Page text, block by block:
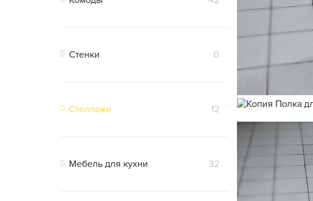
Стенки 0
Стеллажи 12
Мебель для кухни 32